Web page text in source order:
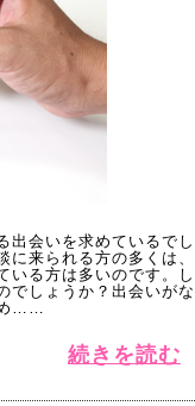
出会いを求めているでし
に来られる方の多くは、
いる方は多いのです。し
でしょうか？出会いがな
め……
続きを読む